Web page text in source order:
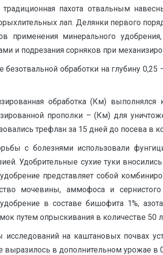
пахота отвальным
лап. Делянки первого
применения минерального
и подрезания сорняков при
безотвальной обработки на глубину
обработка (Км)
прополки – (Км) для
трефлан за 15 дней до посева в
с болезнями использовали
Удобрительные сухие туки
представляет собой
мочевины, аммофоса и
в составе бишофита 1%,
путем опрыскивания в количестве 50
исследований на каштановых почвах
выразилось в дополнительном урожае в